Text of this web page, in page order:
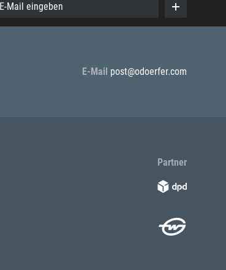
E-Mail eingeben
E-Mail post@odoerfer.com
Partner